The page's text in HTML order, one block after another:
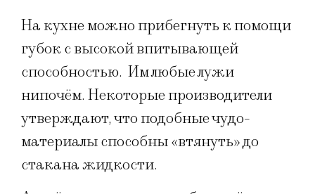
На кухне можно прибегнуть к помощи
губок с высокой впитывающей
способностью. Им любые лужи
нипочём. Некоторые производители
утверждают, что подобные чудо-
материалы способны «втянуть» до
стакана жидкости.